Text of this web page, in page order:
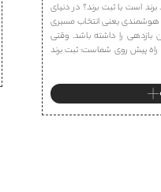
است یا ثبت برند؟ در دنیای
هوشمندی یعنی انتخاب مسیری
بازدهی را داشته باشد. وقتی
راه پیش روی شماست: ثبت برند